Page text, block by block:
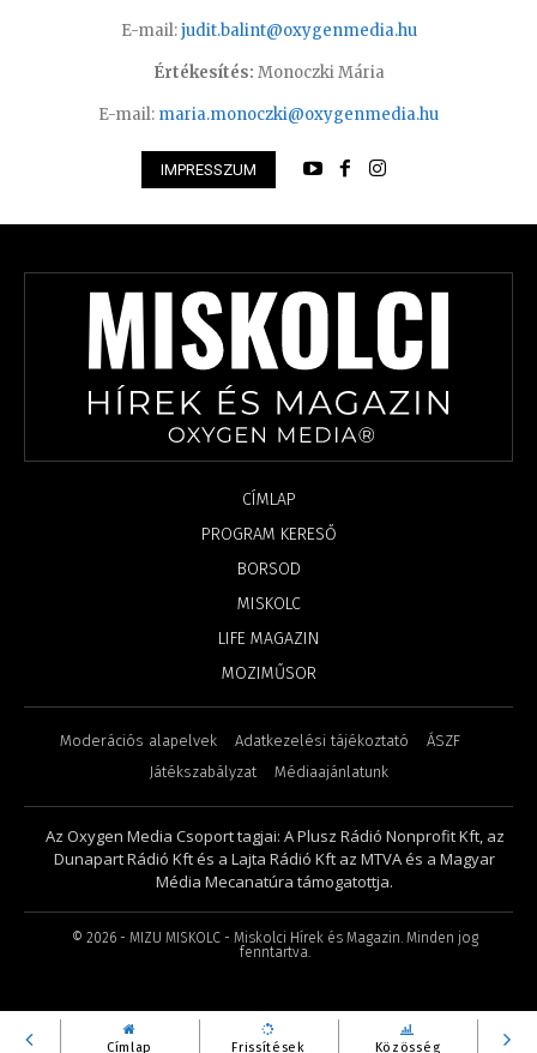
Címlap Frissítések Közösség
E-mail:judit.balint@oxygenmedia.hu
Értékesítés: Monoczki Mária
E-mail: maria.monoczki@oxygenmedia.hu
IMPRESSZUM
CÍMLAP
PROGRAM KERESŐ
BORSOD
MISKOLC
LIFE MAGAZIN
MOZIMŰSOR
Moderációs alapelvek Adatkezelési tájékoztató
ÁSZF
Játékszabályzat
Médiaajánlatunk
Az Oxygen Media Csoport tagjai: A Plusz Rádió Nonprofit Kft, az
Dunapart Rádió Kft és a Lajta Rádió Kft az MTVA és a Magyar
Média Mecanatúra támogatottja.
© 2026- MIZU MISKOLC - Miskolci Hírek és Magazin. Minden jog
fenntartva.